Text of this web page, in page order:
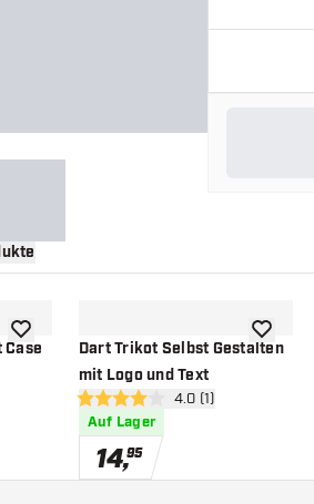
Case
öffnen
Zur Wunschliste hinzufügen
Dart Trikot Selbst Gestalten
mit Logo und Text
Bewertungsbereich
4 Bewertungssterne
4.0 (1)
Auf Lager
14,95
Zur